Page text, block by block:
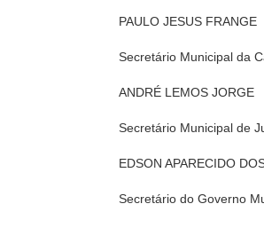
PAULO JESUS FRANGE
Secretário Municipal da
ANDRÉ LEMOS JORGE
Secretário Municipal de
EDSON APARECIDO
Secretário do Governo